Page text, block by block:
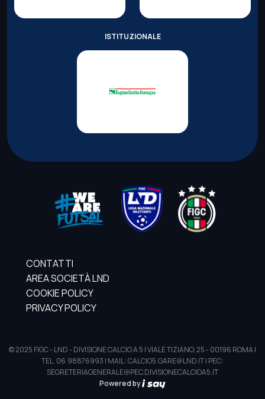
ISTITUZIONALE
CONTATTI
AREA SOCIETÀ LND
COOKIE POLICY
PRIVACY POLICY
© 2025 FIGC - LND - DIVISIONE CALCIO A 5 | VIALE TIZIANO, 25 - 00196 ROMA |
TEL. 06.98876993 | MAIL: CALCIO5.GARE@LND.IT | PEC:
SEGRETERIAGENERALE@PEC.DIVISIONECALCIOA5.IT
Powered by